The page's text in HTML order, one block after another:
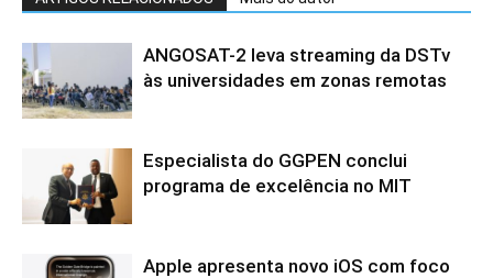
ANGOSAT-2 leva streaming da DSTv
às universidades em zonas remotas
Especialista do GGPEN conclui
programa de excelência no MIT
Apple apresenta novo iOS com foco